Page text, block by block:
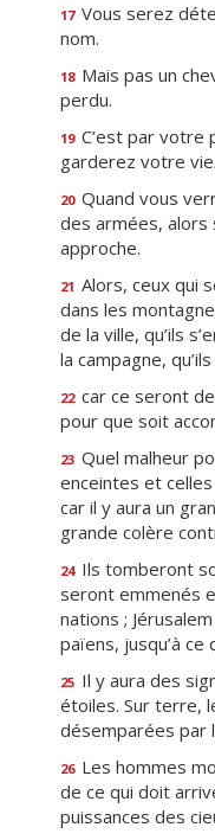
17 Vous serez
nom.
18 Mais pas un
perdu.
19 C’est par votre
garderez votre vie.
20 Quand vous
des armées, alors
approche.
21 Alors, ceux qui
dans les
de la ville, qu’ils
la campagne,
22 car ce seront
pour que soit
23 Quel malheur
enceintes et
car il y aura un
grande colère
24 Ils tomberont
seront emmenés
nations ;
païens, jusqu’à
25 Il y aura des
étoiles. Sur terre,
désemparées par
26 Les hommes
de ce qui doit
puissances des